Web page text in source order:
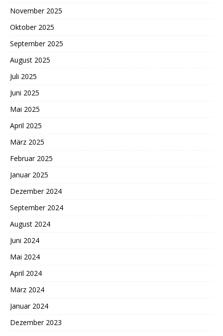
November 2025
Oktober 2025
September 2025
August 2025
Juli 2025
Juni 2025
Mai 2025
April 2025
März 2025
Februar 2025
Januar 2025
Dezember 2024
September 2024
August 2024
Juni 2024
Mai 2024
April 2024
März 2024
Januar 2024
Dezember 2023